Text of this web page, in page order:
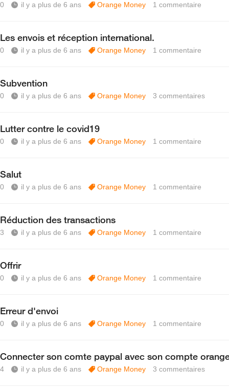
0 il y a plus de 6 ans Orange Money 1 commentaire
Les envois et réception international.
0 il y a plus de 6 ans Orange Money 1 commentaire
Subvention
0 il y a plus de 6 ans Orange Money 3 commentaires
Lutter contre le covid19
0 il y a plus de 6 ans Orange Money 1 commentaire
Salut
0 il y a plus de 6 ans Orange Money 1 commentaire
Réduction des transactions
3 il y a plus de 6 ans Orange Money 1 commentaire
Offrir
0 il y a plus de 6 ans Orange Money 1 commentaire
Erreur d'envoi
0 il y a plus de 6 ans Orange Money 1 commentaire
Connecter son comte paypal avec son compte
4 il y a plus de 6 ans Orange Money 3 commentaires